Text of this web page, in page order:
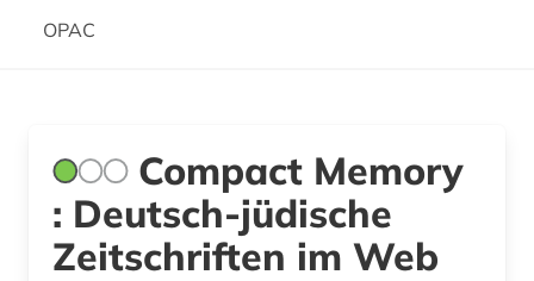
OPAC
Compact Memory
: Deutsch-jüdische
Zeitschriften im Web